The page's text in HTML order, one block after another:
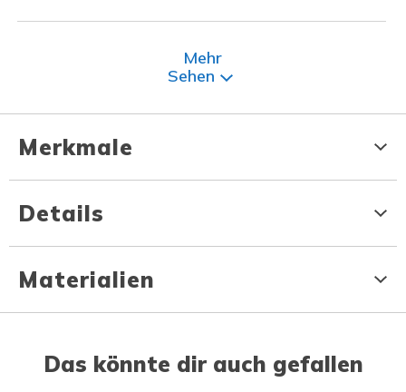
Mehr
Sehen
Merkmale
Details
Materialien
Das könnte dir auch gefallen